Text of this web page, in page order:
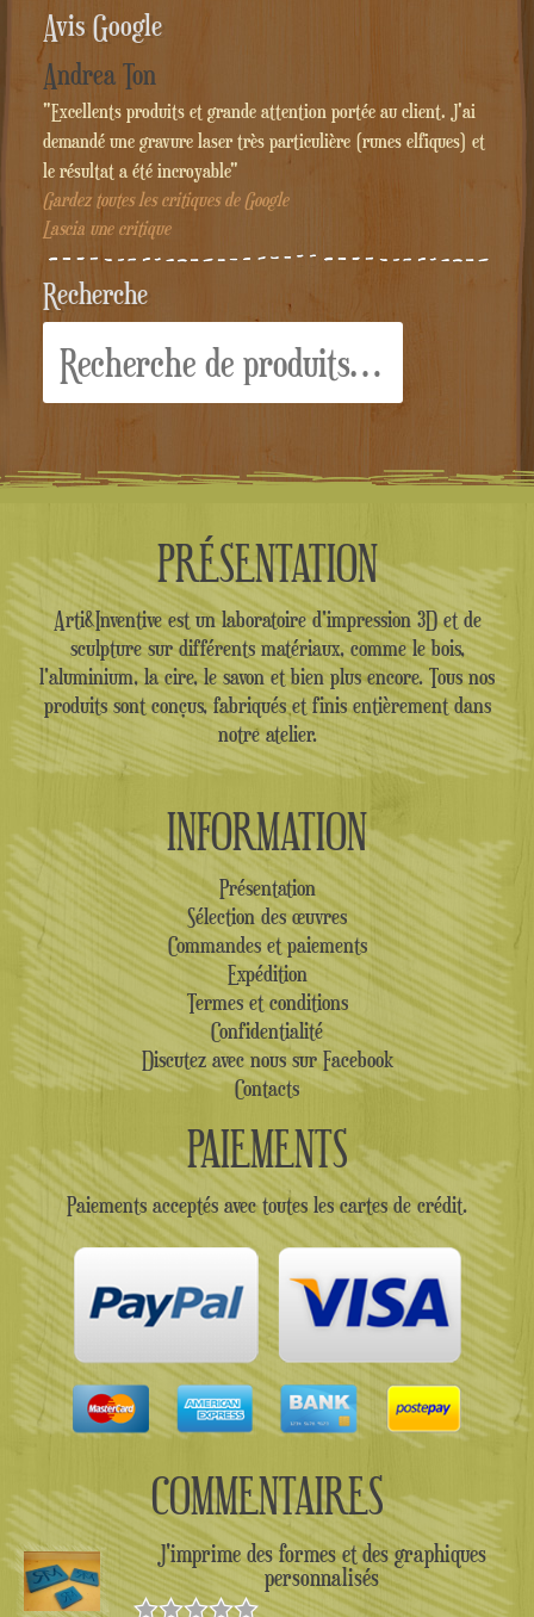
Avis Google
Andrea Ton
"Excellents produits et grande attention portée au client. J'ai
demandé une gravure laser très particulière (runes elfiques) et
le résultat a été incroyable"
Gardez toutes les critiques de Google
Lascia une critique
Recherche
pour :
PRÉSENTATION
Arti&Inventive est un laboratoire d'impression 3D et de
sculpture sur différents matériaux, comme le bois,
l'aluminium, la cire, le savon et bien plus encore. Tous nos
produits sont conçus, fabriqués et finis entièrement dans
notre atelier.
INFORMATION
Présentation
Sélection des œuvres
Commandes et paiements
Expédition
Termes et conditions
Confidentialité
Discutez avec nous sur Facebook
Contacts
PAIEMENTS
Paiements acceptés avec toutes les cartes de crédit.
COMMENTAIRES
J'imprime des formes et des graphiques
personnalisés